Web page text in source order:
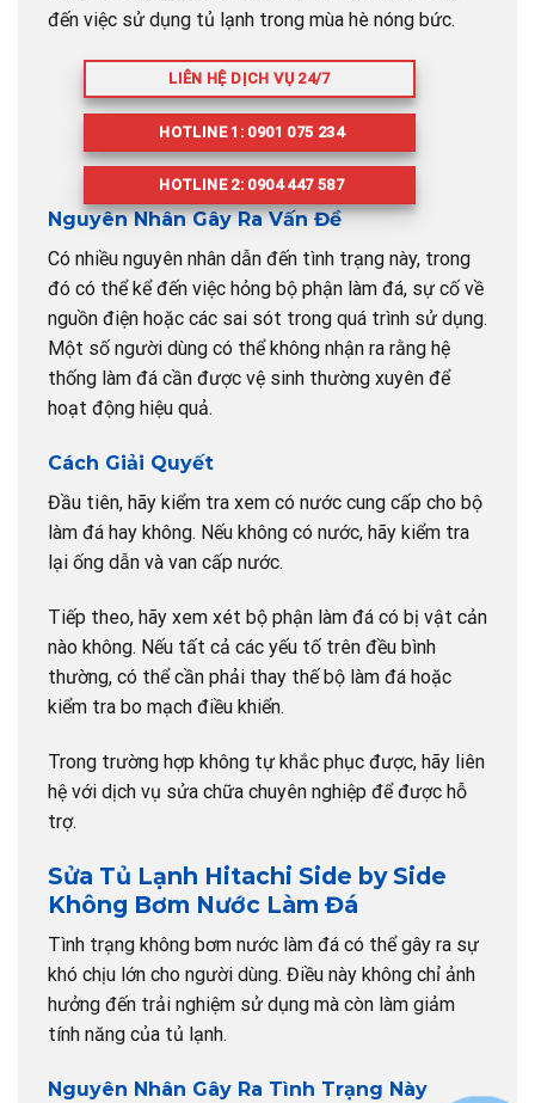
đến việc sử dụng tủ lạnh trong mùa hè nóng bức.
LIÊN HỆ DỊCH VỤ 24/7
HOTLINE 1: 0901 075 234
HOTLINE 2: 0904 447 587
Nguyên Nhân Gây Ra Vấn Đề
Có nhiều nguyên nhân dẫn đến tình trạng này, trong
đó có thể kể đến việc hỏng bộ phận làm đá, sự cố về
nguồn điện hoặc các sai sót trong quá trình sử dụng.
Một số người dùng có thể không nhận ra rằng hệ
thống làm đá cần được vệ sinh thường xuyên để
hoạt động hiệu quả.
Cách Giải Quyết
Đầu tiên, hãy kiểm tra xem có nước cung cấp cho bộ
làm đá hay không. Nếu không có nước, hãy kiểm tra
lại ống dẫn và van cấp nước.
Tiếp theo, hãy xem xét bộ phận làm đá có bị vật cản
nào không. Nếu tất cả các yếu tố trên đều bình
thường, có thể cần phải thay thế bộ làm đá hoặc
kiểm tra bo mạch điều khiển.
Trong trường hợp không tự khắc phục được, hãy liên
hệ với dịch vụ sửa chữa chuyên nghiệp để được hỗ
trợ.
Sửa Tủ Lạnh Hitachi Side by Side
Không Bơm Nước Làm Đá
Tình trạng không bơm nước làm đá có thể gây ra sự
khó chịu lớn cho người dùng. Điều này không chỉ ảnh
hưởng đến trải nghiệm sử dụng mà còn làm giảm
tính năng của tủ lạnh.
Nguyên Nhân Gây Ra Tình Trạng Này